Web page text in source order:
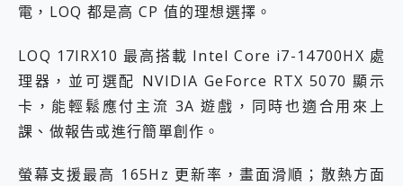
電，LOQ 都是高 CP 值的理想選擇。
LOQ 17IRX10 最高搭載 Intel Core i7-14700HX 處
理器，並可選配 NVIDIA GeForce RTX 5070 顯示
卡，能輕鬆應付主流 3A 遊戲，同時也適合用來上
課、做報告或進行簡單創作。
螢幕支援最高 165Hz 更新率，畫面滑順；散熱方面